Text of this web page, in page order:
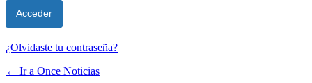
¿Olvidaste tu contraseña?
← Ir a Once Noticias